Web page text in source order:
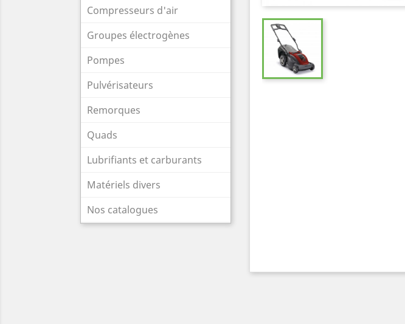
Compresseurs d'air
Groupes électrogènes
Pompes
Pulvérisateurs
Remorques
Quads
Lubrifiants et carburants
Matériels divers
Nos catalogues